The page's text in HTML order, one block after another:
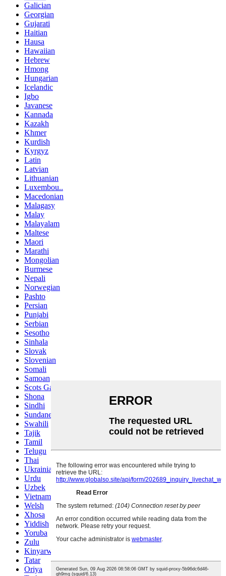
Galician
Georgian
Gujarati
Haitian
Hausa
Hawaiian
Hebrew
Hmong
Hungarian
Icelandic
Igbo
Javanese
Kannada
Kazakh
Khmer
Kurdish
Kyrgyz
Latin
Latvian
Lithuanian
Luxembou..
Macedonian
Malagasy
Malay
Malayalam
Maltese
Maori
Marathi
Mongolian
Burmese
Nepali
Norwegian
Pashto
Persian
Punjabi
Serbian
Sesotho
Sinhala
Slovak
Slovenian
Somali
Samoan
Scots Gaelic
Shona
Sindhi
Sundanese
Swahili
Tajik
Tamil
Telugu
Thai
Ukrainian
Urdu
Uzbek
Vietnamese
Welsh
Xhosa
Yiddish
Yoruba
Zulu
Kinyarwanda
Tatar
Oriya